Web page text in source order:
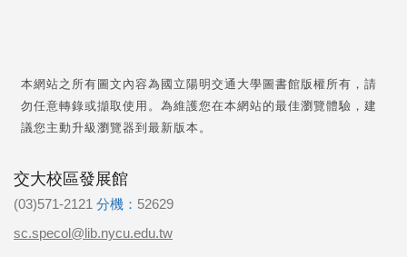
本網站之所有圖文內容為國立陽明交通大學圖書館版權所有，請
勿任意轉錄或擷取使用。為維護您在本網站的最佳瀏覽體驗，建
議您主動升級瀏覽器到最新版本。
交大校區發展館
(03)571-2121 分機： 52629
sc.specol@lib.nycu.edu.tw